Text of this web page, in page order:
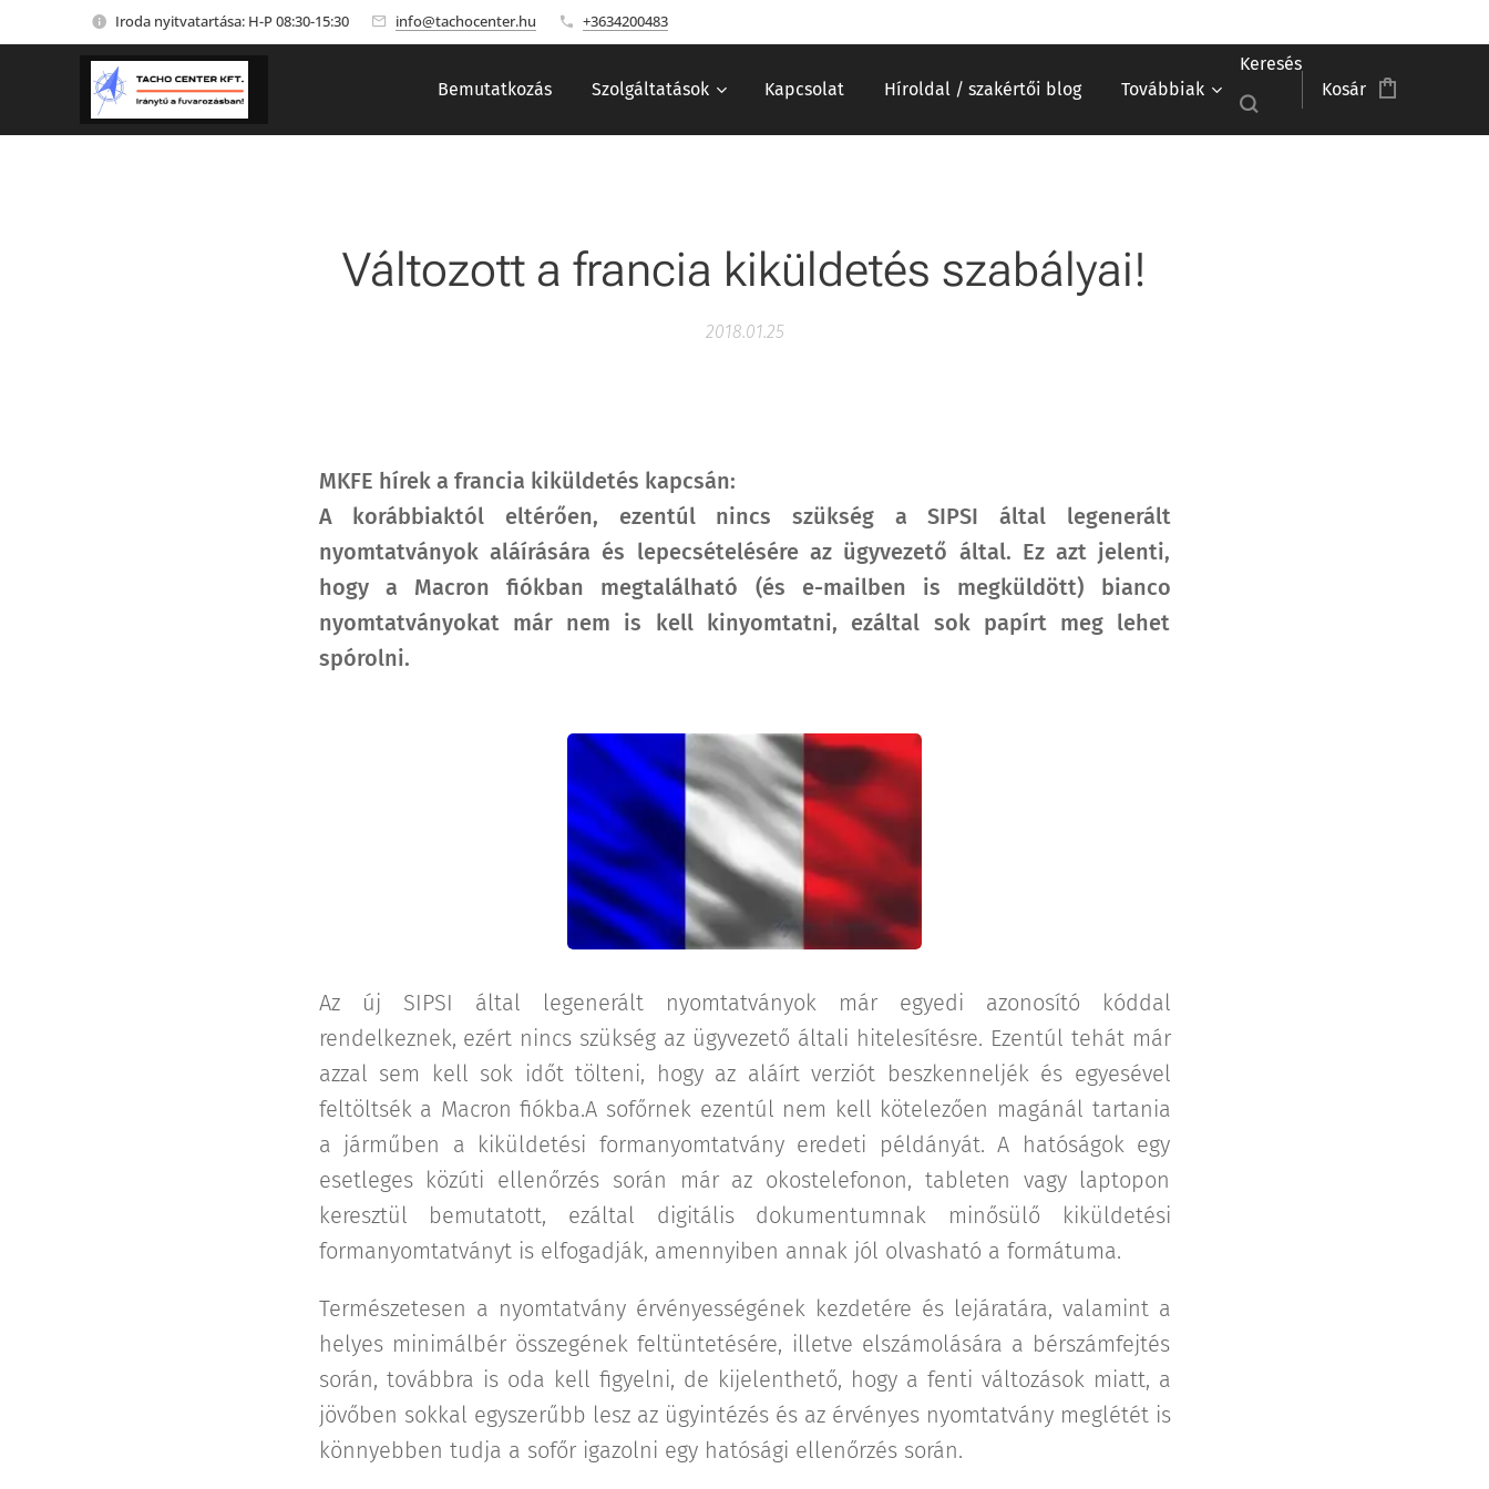
Iroda nyitvatartása: H-P 08:30-15:30 info@tachocenter.hu +3634200483
Bemutatkozás Szolgáltatások Kapcsolat Híroldal / szakértői blog Továbbiak
Keresés
Kosár
Változott a francia kiküldetés szabályai!
2018.01.25
MKFE hírek a francia kiküldetés kapcsán:
A korábbiaktól eltérően, ezentúl nincs szükség a SIPSI által legenerált
nyomtatványok aláírására és lepecsételésére az ügyvezető által. Ez azt jelenti,
hogy a Macron fiókban megtalálható (és e-mailben is megküldött) bianco
nyomtatványokat már nem is kell kinyomtatni, ezáltal sok papírt meg lehet
spórolni.
Az új SIPSI által legenerált nyomtatványok már egyedi azonosító kóddal
rendelkeznek, ezért nincs szükség az ügyvezető általi hitelesítésre. Ezentúl tehát már
azzal sem kell sok időt tölteni, hogy az aláírt verziót beszkenneljék és egyesével
feltöltsék a Macron fiókba.A sofőrnek ezentúl nem kell kötelezően magánál tartania
a járműben a kiküldetési formanyomtatvány eredeti példányát. A hatóságok egy
esetleges közúti ellenőrzés során már az okostelefonon, tableten vagy laptopon
keresztül bemutatott, ezáltal digitális dokumentumnak minősülő kiküldetési
formanyomtatványt is elfogadják, amennyiben annak jól olvasható a formátuma.
Természetesen a nyomtatvány érvényességének kezdetére és lejáratára, valamint a
helyes minimálbér összegének feltüntetésére, illetve elszámolására a bérszámfejtés
során, továbbra is oda kell figyelni, de kijelenthető, hogy a fenti változások miatt, a
jövőben sokkal egyszerűbb lesz az ügyintézés és az érvényes nyomtatvány meglétét is
könnyebben tudja a sofőr igazolni egy hatósági ellenőrzés során.